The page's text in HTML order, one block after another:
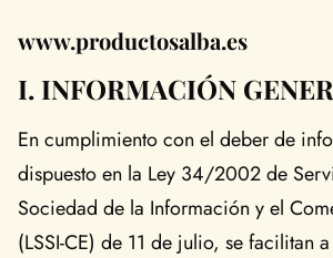
www.productosalba.es
I. INFORMACIÓN
En cumplimiento con el deber de
dispuesto en la Ley 34/2002 de
Sociedad de la Información y el
(LSSI-CE) de 11 de julio, se facilitan